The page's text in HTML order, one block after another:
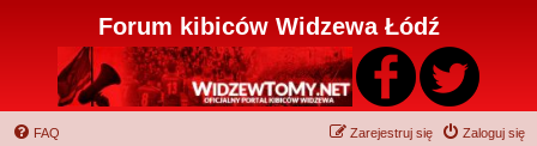
Forum kibiców Widzewa Łódź
FAQ Zaloguj się
Zarejestruj się